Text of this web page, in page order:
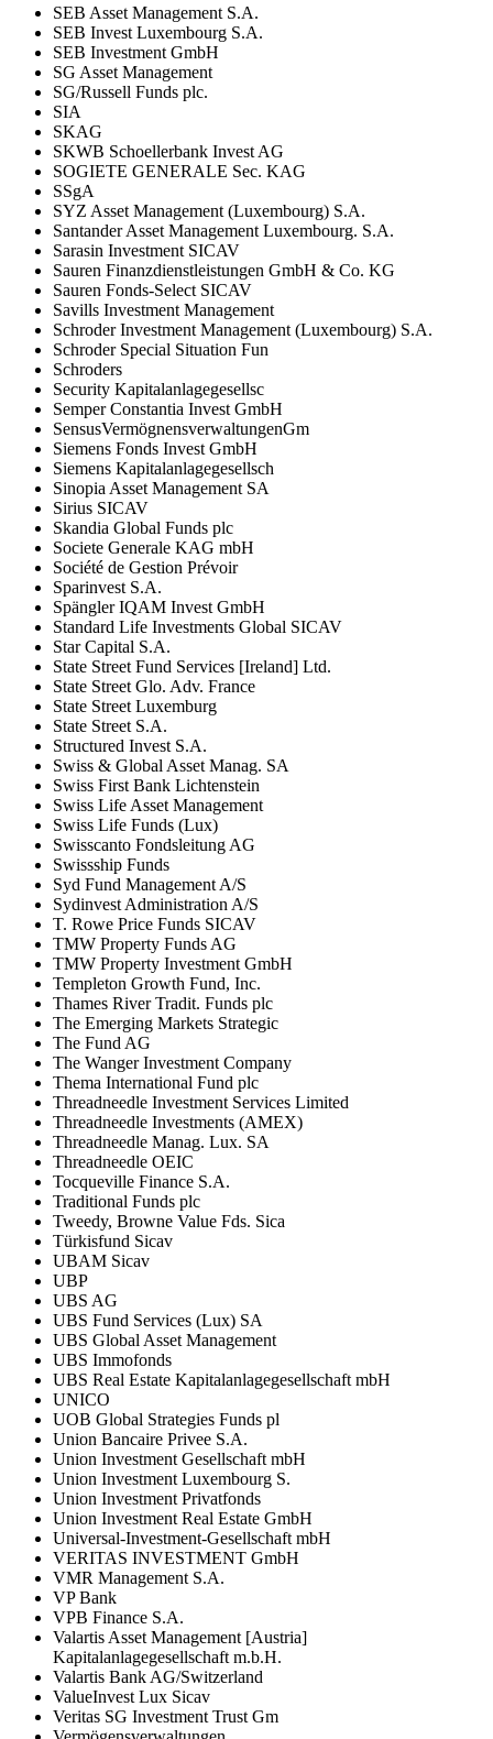
SEB Asset Management S.A.
SEB Invest Luxembourg S.A.
SEB Investment GmbH
SG Asset Management
SG/Russell Funds plc.
SIA
SKAG
SKWB Schoellerbank Invest AG
SOGIETE GENERALE Sec. KAG
SSgA
SYZ Asset Management (Luxembourg) S.A.
Santander Asset Management Luxembourg. S.A.
Sarasin Investment SICAV
Sauren Finanzdienstleistungen GmbH & Co. KG
Sauren Fonds-Select SICAV
Savills Investment Management
Schroder Investment Management (Luxembourg) S.A.
Schroder Special Situation Fun
Schroders
Security Kapitalanlagegesellsc
Semper Constantia Invest GmbH
SensusVermögnensverwaltungenGm
Siemens Fonds Invest GmbH
Siemens Kapitalanlagegesellsch
Sinopia Asset Management SA
Sirius SICAV
Skandia Global Funds plc
Societe Generale KAG mbH
Société de Gestion Prévoir
Sparinvest S.A.
Spängler IQAM Invest GmbH
Standard Life Investments Global SICAV
Star Capital S.A.
State Street Fund Services [Ireland] Ltd.
State Street Glo. Adv. France
State Street Luxemburg
State Street S.A.
Structured Invest S.A.
Swiss & Global Asset Manag. SA
Swiss First Bank Lichtenstein
Swiss Life Asset Management
Swiss Life Funds (Lux)
Swisscanto Fondsleitung AG
Swissship Funds
Syd Fund Management A/S
Sydinvest Administration A/S
T. Rowe Price Funds SICAV
TMW Property Funds AG
TMW Property Investment GmbH
Templeton Growth Fund, Inc.
Thames River Tradit. Funds plc
The Emerging Markets Strategic
The Fund AG
The Wanger Investment Company
Thema International Fund plc
Threadneedle Investment Services Limited
Threadneedle Investments (AMEX)
Threadneedle Manag. Lux. SA
Threadneedle OEIC
Tocqueville Finance S.A.
Traditional Funds plc
Tweedy, Browne Value Fds. Sica
Türkisfund Sicav
UBAM Sicav
UBP
UBS AG
UBS Fund Services (Lux) SA
UBS Global Asset Management
UBS Immofonds
UBS Real Estate Kapitalanlagegesellschaft mbH
UNICO
UOB Global Strategies Funds pl
Union Bancaire Privee S.A.
Union Investment Gesellschaft mbH
Union Investment Luxembourg S.
Union Investment Privatfonds
Union Investment Real Estate GmbH
Universal-Investment-Gesellschaft mbH
VERITAS INVESTMENT GmbH
VMR Management S.A.
VP Bank
VPB Finance S.A.
Valartis Asset Management [Austria]
Kapitalanlagegesellschaft m.b.H.
Valartis Bank AG/Switzerland
ValueInvest Lux Sicav
Veritas SG Investment Trust Gm